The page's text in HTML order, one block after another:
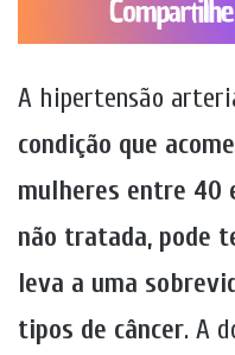
A hipertensão
condição que
mulheres entre 40
não tratada, pode
leva a uma
tipos de câncer. A